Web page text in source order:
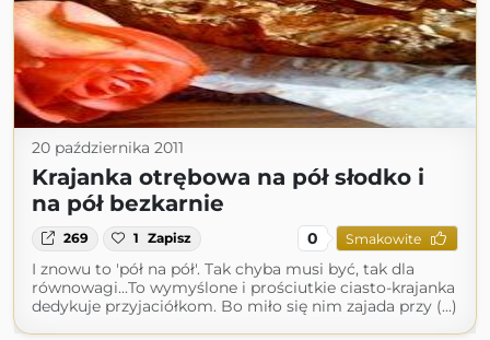
20 października 2011
Krajanka otrębowa na pół słodko i
na pół bezkarnie
269 1 Zapisz 0 Smakowite
I znowu to 'pół na pół'. Tak chyba musi być, tak dla
równowagi...To wymyślone i prościutkie ciasto-krajanka
dedykuje przyjaciółkom. Bo miło się nim zajada przy (...)